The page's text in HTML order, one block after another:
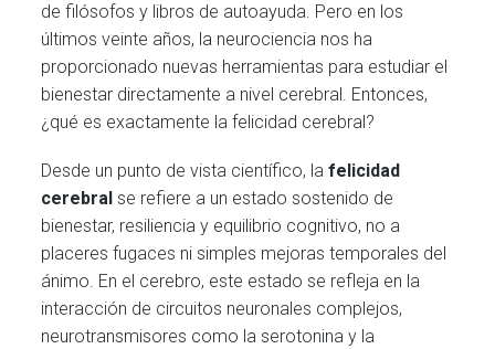
de filósofos y libros de autoayuda. Pero en los
últimos veinte años, la neurociencia nos ha
proporcionado nuevas herramientas para estudiar el
bienestar directamente a nivel cerebral. Entonces,
¿qué es exactamente la felicidad cerebral?
Desde un punto de vista científico, lafelicidad
cerebral se refiere a un estado sostenido de
bienestar, resiliencia y equilibrio cognitivo, no a
placeres fugaces ni simples mejoras temporales del
ánimo. En el cerebro, este estado se refleja en la
interacción de circuitos neuronales complejos,
neurotransmisores como la serotonina y la